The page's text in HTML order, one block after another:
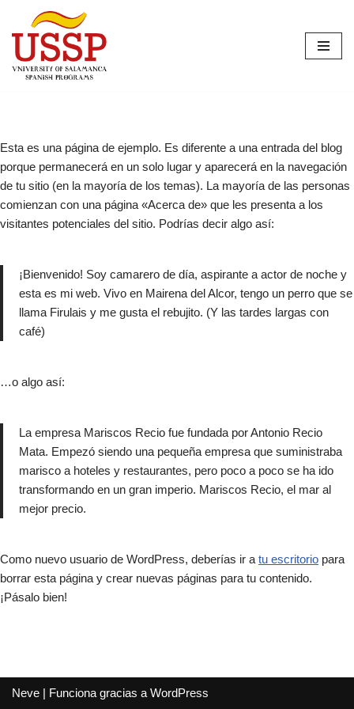
Saltar
al
contenido
Esta es una página de ejemplo. Es diferente a una entrada del blog
porque permanecerá en un solo lugar y aparecerá en la navegación
de tu sitio (en la mayoría de los temas). La mayoría de las personas
comienzan con una página «Acerca de» que les presenta a los
visitantes potenciales del sitio. Podrías decir algo así:
¡Bienvenido! Soy camarero de día, aspirante a actor de noche y
esta es mi web. Vivo en Mairena del Alcor, tengo un perro que se
llama Firulais y me gusta el rebujito. (Y las tardes largas con
café)
…o algo así:
La empresa Mariscos Recio fue fundada por Antonio Recio
Mata. Empezó siendo una pequeña empresa que suministraba
marisco a hoteles y restaurantes, pero poco a poco se ha ido
transformando en un gran imperio. Mariscos Recio, el mar al
mejor precio.
Como nuevo usuario de WordPress, deberías ir atu escritorio para
borrar esta página y crear nuevas páginas para tu contenido.
¡Pásalo bien!
Neve | Funciona gracias a WordPress